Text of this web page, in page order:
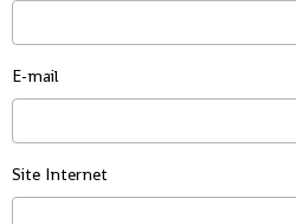
E-mail
Site Internet